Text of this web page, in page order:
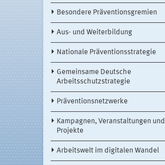
Besondere Präventionsgremien
Aus- und Weiterbildung
Nationale Präventionsstrategie
Gemeinsame Deutsche
Arbeitsschutzstrategie
Präventionsnetzwerke
Kampagnen, Veranstaltungen und
Projekte
Arbeitswelt im digitalen Wandel